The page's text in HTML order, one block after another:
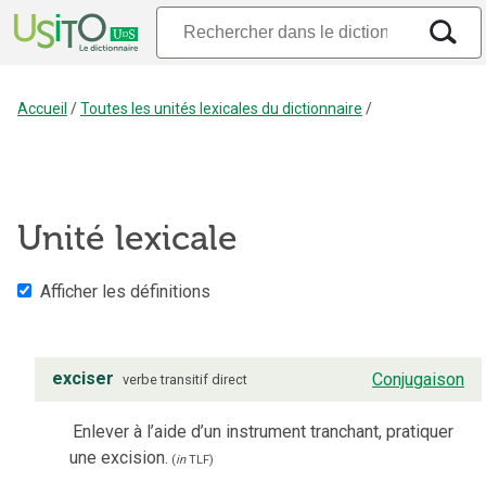
Accueil /Toutes les unités lexicales du dictionnaire /
Unité lexicale
Afficher les définitions
exciser verbe transitif direct Conjugaison
Enlever à l’aide d’un instrument tranchant, pratiquer
une excision. (inTLF)